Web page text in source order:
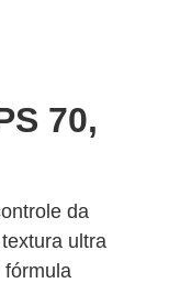
70,
da
ultra
fórmula